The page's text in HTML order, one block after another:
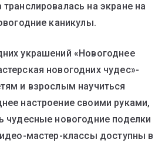
на экране на
каникулы.
украшений «Новогоднее
новогодних чудес»-
и взрослым научиться
настроение своими руками,
чудесные новогодние поделки
мастер-классы доступны в